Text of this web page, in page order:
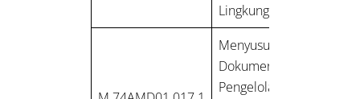
Lingkungan Hidup
Menyusun
Dokumen Rencana
Pengelolaan